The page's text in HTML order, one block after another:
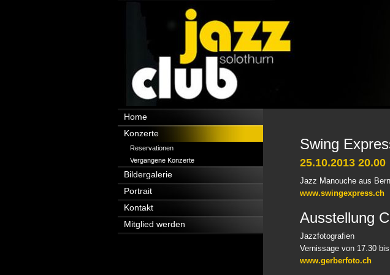
Swing
25.10.2013 20.00
Jazz Manouche aus Bern
www.swingexpress.ch
Ausstellung
Jazzfotografien
Vernissage von 17.30
www.gerberfoto.ch
Navigation
überspringen
Home
Konzerte
Reservationen
Vergangene Konzerte
Bildergalerie
Portrait
Kontakt
Mitglied werden